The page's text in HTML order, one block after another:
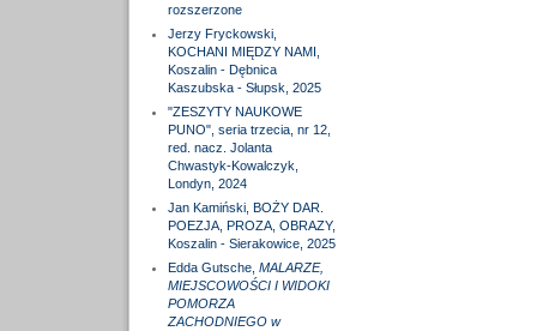
rozszerzone
Jerzy Fryckowski,
KOCHANI MIĘDZY NAMI,
Koszalin - Dębnica
Kaszubska - Słupsk, 2025
"ZESZYTY NAUKOWE
PUNO", seria trzecia, nr 12,
red. nacz. Jolanta
Chwastyk-Kowalczyk,
Londyn, 2024
Jan Kamiński, BOŻY DAR.
POEZJA, PROZA, OBRAZY,
Koszalin - Sierakowice, 2025
Edda Gutsche, MALARZE,
MIEJSCOWOŚCI I WIDOKI
POMORZA
ZACHODNIEGO w